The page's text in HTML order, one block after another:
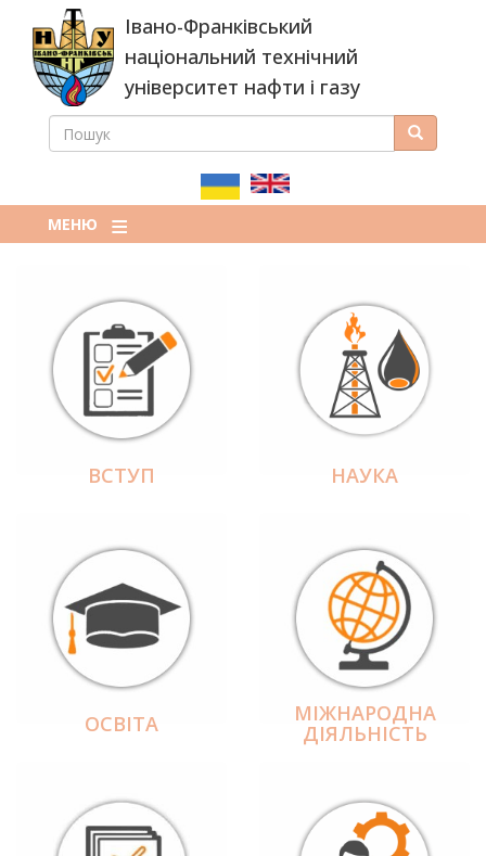
основного
вмісту
Івано-Франківський
національний технічний
університет нафти і газу
ПОШУКОВА
ПОШУК Пошук
МЕНЮ
ВСТУП НАУКА
ОСВІТА МІЖНАРОДНА
ДІЯЛЬНІCТЬ